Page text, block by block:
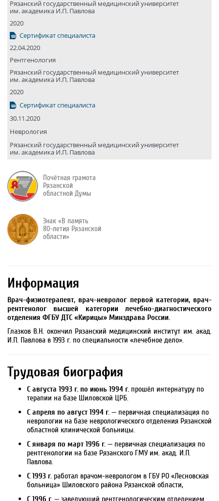
Рязанский государствен­ный медицин­ский универси­тет
им. академика И.П. Павлова
2020
Сертификат специалиста
22.04.2020
Рентгенология
Рязанский государствен­ный медицин­ский универси­тет
им. академика И.П. Павлова
2020
Сертификат специалиста
30.11.2020
Неврология
Рязанский государствен­ный медицин­ский универси­тет
им. академика И.П. Павлова
Почётная грамота
Рязанской
областной Думы
Знак «В память
80-летия Рязанской
области»
Информация
Врач-физиотерапевт, врач-невролог первой категории, врач-
рентгенолог высшей категории лечебно-диагностического
отделения ФГБУ ДТС «Кирицы» Минздрава России.
Глазков В.Н. окончил Рязанский медицинский институт им. акад.
И.П. Павлова в 1993 г. по специальности «лечебное дело».
Трудовая биография
С августа 1993 г. по июнь 1994 г. прошёл интернатуру по
терапии на базе Шиловской ЦРБ.
С апреля по август 1994 г. — первичная специализация по
неврологии на базе неврологического отделения Рязанской
областной клинической больницы.
С января по март 1996 г. — первичная специализация по
рентгенологии на базе Рязанского ГМУ им. акад. И.П.
Павлова.
С 1993 г. работал врачом-неврологом в ГБУ РО «Лесновская
больница» Шиловского района Рязанской области,
С 1996 г. — заведующий рентгенологическим отделением